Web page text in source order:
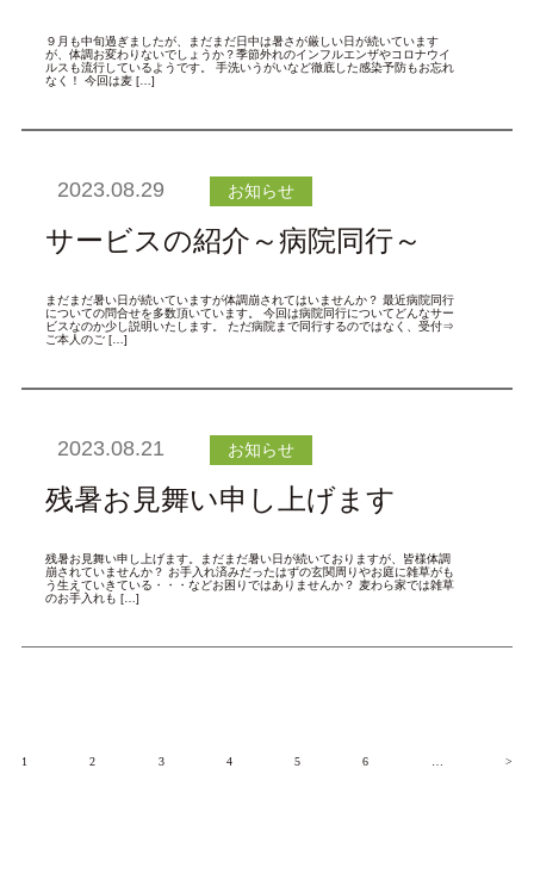
９月も中旬過ぎましたが、まだまだ日中は暑さが厳しい日が続いています
が、体調お変わりないでしょうか？季節外れのインフルエンザやコロナウイ
ルスも流行しているようです。 手洗いうがいなど徹底した感染予防もお忘れ
なく！ 今回は麦 […]
2023.08.29 お知らせ
サービスの紹介～病院同行～
まだまだ暑い日が続いていますが体調崩されてはいませんか？ 最近病院同行
についての問合せを多数頂いています。 今回は病院同行についてどんなサー
ビスなのか少し説明いたします。 ただ病院まで同行するのではなく、受付⇒
ご本人のご […]
2023.08.21 お知らせ
残暑お見舞い申し上げます
残暑お見舞い申し上げます。まだまだ暑い日が続いておりますが、皆様体調
崩されていませんか？ お手入れ済みだったはずの玄関周りやお庭に雑草がも
う生えていきている・・・などお困りではありませんか？ 麦わら家では雑草
のお手入れも […]
1 2 3 4 5 6 … >